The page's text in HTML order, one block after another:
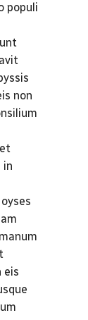
populi
non
in
eis